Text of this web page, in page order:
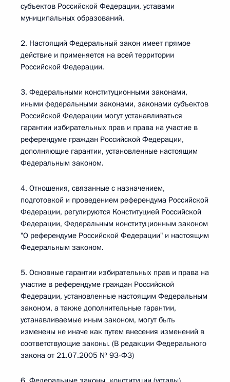
субъектов Российской Федерации, уставами
муниципальных образований.
2. Настоящий Федеральный закон имеет прямое
действие и применяется на всей территории
Российской Федерации.
3. Федеральными конституционными законами,
иными федеральными законами, законами субъектов
Российской Федерации могут устанавливаться
гарантии избирательных прав и права на участие в
референдуме граждан Российской Федерации,
дополняющие гарантии, установленные настоящим
Федеральным законом.
4. Отношения, связанные с назначением,
подготовкой и проведением референдума Российской
Федерации, регулируются Конституцией Российской
Федерации, Федеральным конституционным законом
"О референдуме Российской Федерации" и настоящим
Федеральным законом.
5. Основные гарантии избирательных прав и права на
участие в референдуме граждан Российской
Федерации, установленные настоящим Федеральным
законом, а также дополнительные гарантии,
устанавливаемые иным законом, могут быть
изменены не иначе как путем внесения изменений в
соответствующие законы. (В редакции Федерального
закона от 21.07.2005 № 93-ФЗ)